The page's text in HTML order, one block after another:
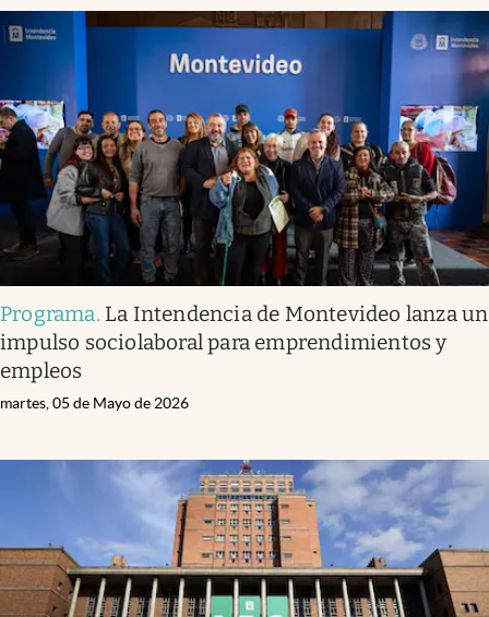
Programa. La Intendencia de Montevideo lanza un
impulso sociolaboral para emprendimientos y
empleos
martes, 05 de Mayo de 2026